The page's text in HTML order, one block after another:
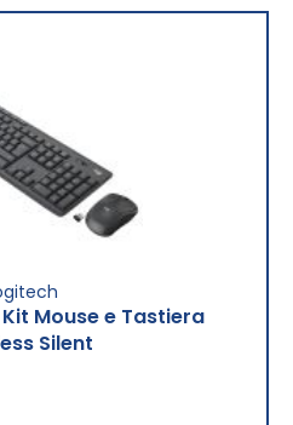
Mouse e Tastiera
Silent